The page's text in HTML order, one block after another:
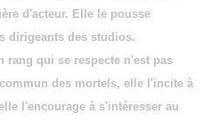
d'acteur. Elle le pousse
dirigeants des studios.
rang qui se respecte n'est pas
des mortels, elle l'incite à
l'encourage à s'intéresser au